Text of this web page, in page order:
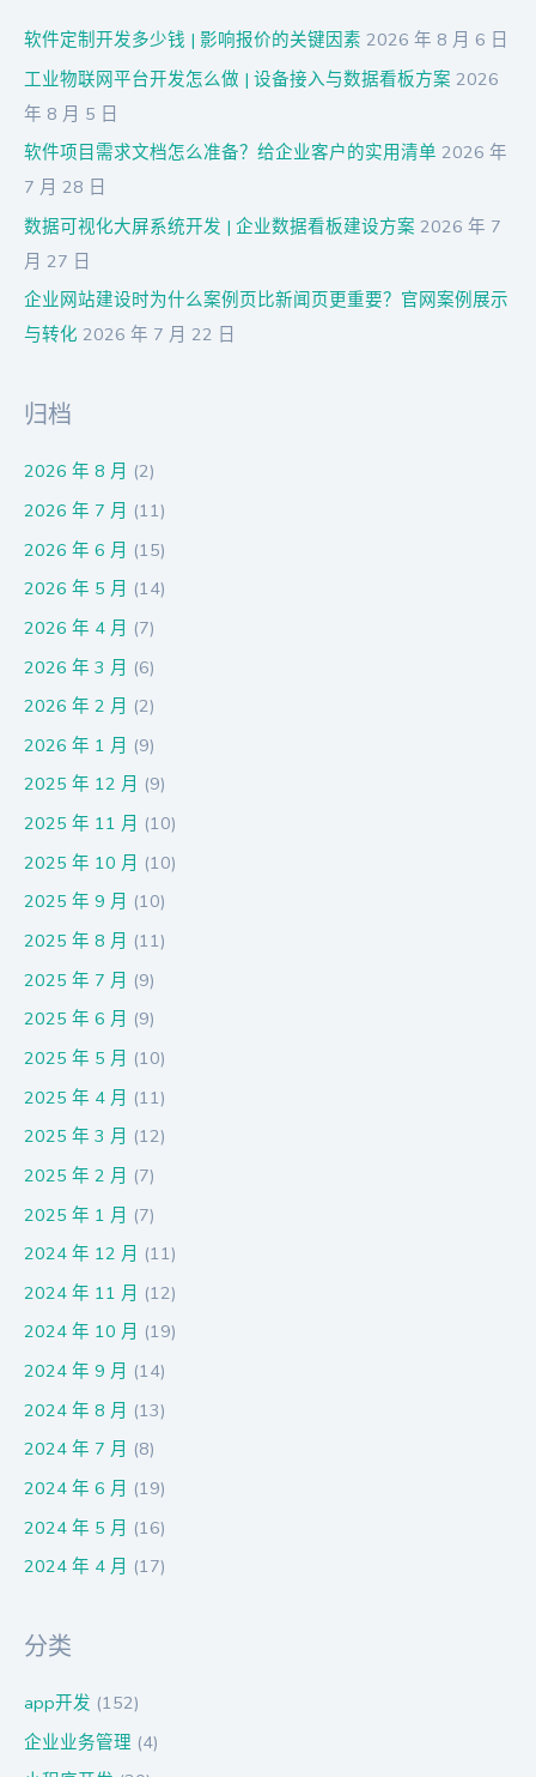
软件定制开发多少钱 | 影响报价的关键因素 2026 年 8 月 6 日
工业物联网平台开发怎么做 | 设备接入与数据看板方案 2026
年 8 月 5 日
软件项目需求文档怎么准备？给企业客户的实用清单 2026 年
7 月 28 日
数据可视化大屏系统开发 | 企业数据看板建设方案 2026 年 7
月 27 日
企业网站建设时为什么案例页比新闻页更重要？官网案例展示
与转化 2026 年 7 月 22 日
归档
2026 年 8 月 (2)
2026 年 7 月 (11)
2026 年 6 月 (15)
2026 年 5 月 (14)
2026 年 4 月 (7)
2026 年 3 月 (6)
2026 年 2 月 (2)
2026 年 1 月 (9)
2025 年 12 月 (9)
2025 年 11 月 (10)
2025 年 10 月 (10)
2025 年 9 月 (10)
2025 年 8 月 (11)
2025 年 7 月 (9)
2025 年 6 月 (9)
2025 年 5 月 (10)
2025 年 4 月 (11)
2025 年 3 月 (12)
2025 年 2 月 (7)
2025 年 1 月 (7)
2024 年 12 月 (11)
2024 年 11 月 (12)
2024 年 10 月 (19)
2024 年 9 月 (14)
2024 年 8 月 (13)
2024 年 7 月 (8)
2024 年 6 月 (19)
2024 年 5 月 (16)
2024 年 4 月 (17)
分类
app开发 (152)
企业业务管理 (4)